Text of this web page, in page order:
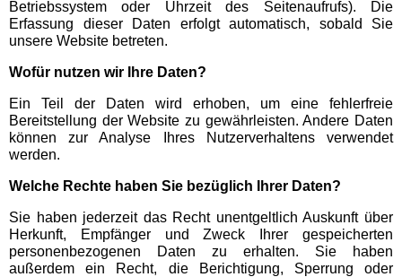
Allgäu Skyline Park
EDELWIES
LEGOLAND Deutschland
Betriebssystem oder Uhrzeit des Seitenaufrufs). Die
Erfassung dieser Daten erfolgt automatisch, sobald Sie
unsere Website betreten.
Wofür nutzen wir Ihre Daten?
Ein Teil der Daten wird erhoben, um eine fehlerfreie
Bereitstellung der Website zu gewährleisten. Andere Daten
können zur Analyse Ihres Nutzerverhaltens verwendet
werden.
Welche Rechte haben Sie bezüglich Ihrer Daten?
Sie haben jederzeit das Recht unentgeltlich Auskunft über
Herkunft, Empfänger und Zweck Ihrer gespeicherten
personenbezogenen Daten zu erhalten. Sie haben
außerdem ein Recht, die Berichtigung, Sperrung oder